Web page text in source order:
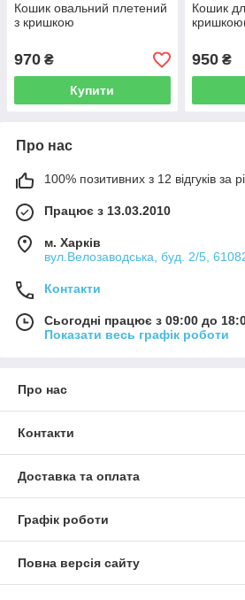
Кошик овальний плетений
з кришкою
970 ₴
Купити
Кошик
950₴
Про нас
100% позитивних з 12 відгуків за
Працює з 13.03.2010
м. Харків
вул.Велозаводська, буд. 2/5,
Контакти
Сьогодні працює з 09:00 до
Показати весь графік роботи
Про нас
Контакти
Доставка та оплата
Графік роботи
Повна версія сайту